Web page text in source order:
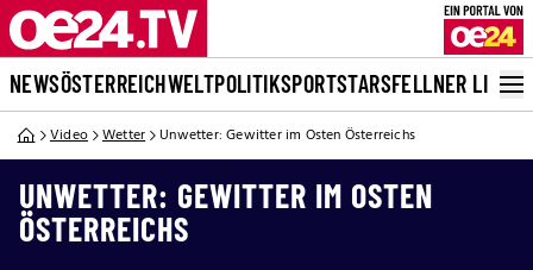
NEWSÖSTERREICHWELTPOLITIKSPORTSTARSFELLNER LIVE
Video Wetter Unwetter: Gewitter im Osten Österreichs
UNWETTER: GEWITTER IM OSTEN
ÖSTERREICHS